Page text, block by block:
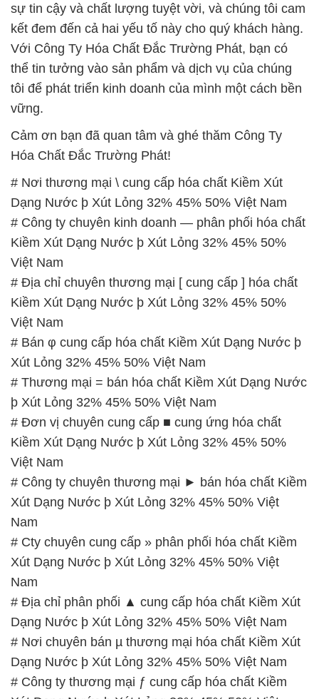
sự tin cậy và chất lượng tuyệt vời, và chúng tôi cam
kết đem đến cả hai yếu tố này cho quý khách hàng.
Với Công Ty Hóa Chất Đắc Trường Phát, bạn có
thể tin tưởng vào sản phẩm và dịch vụ của chúng
tôi để phát triển kinh doanh của mình một cách bền
vững.
Cảm ơn bạn đã quan tâm và ghé thăm Công Ty
Hóa Chất Đắc Trường Phát!
# Nơi thương mại \ cung cấp hóa chất Kiềm Xút
Dạng Nước þ Xút Lỏng 32% 45% 50% Việt Nam
# Công ty chuyên kinh doanh — phân phối hóa chất
Kiềm Xút Dạng Nước þ Xút Lỏng 32% 45% 50%
Việt Nam
# Địa chỉ chuyên thương mại [ cung cấp ] hóa chất
Kiềm Xút Dạng Nước þ Xút Lỏng 32% 45% 50%
Việt Nam
# Bán φ cung cấp hóa chất Kiềm Xút Dạng Nước þ
Xút Lỏng 32% 45% 50% Việt Nam
# Thương mại = bán hóa chất Kiềm Xút Dạng Nước
þ Xút Lỏng 32% 45% 50% Việt Nam
# Đơn vị chuyên cung cấp ■ cung ứng hóa chất
Kiềm Xút Dạng Nước þ Xút Lỏng 32% 45% 50%
Việt Nam
# Công ty chuyên thương mại ► bán hóa chất Kiềm
Xút Dạng Nước þ Xút Lỏng 32% 45% 50% Việt
Nam
# Cty chuyên cung cấp » phân phối hóa chất Kiềm
Xút Dạng Nước þ Xút Lỏng 32% 45% 50% Việt
Nam
# Địa chỉ phân phối ▲ cung cấp hóa chất Kiềm Xút
Dạng Nước þ Xút Lỏng 32% 45% 50% Việt Nam
# Nơi chuyên bán µ thương mại hóa chất Kiềm Xút
Dạng Nước þ Xút Lỏng 32% 45% 50% Việt Nam
# Công ty thương mại ƒ cung cấp hóa chất Kiềm